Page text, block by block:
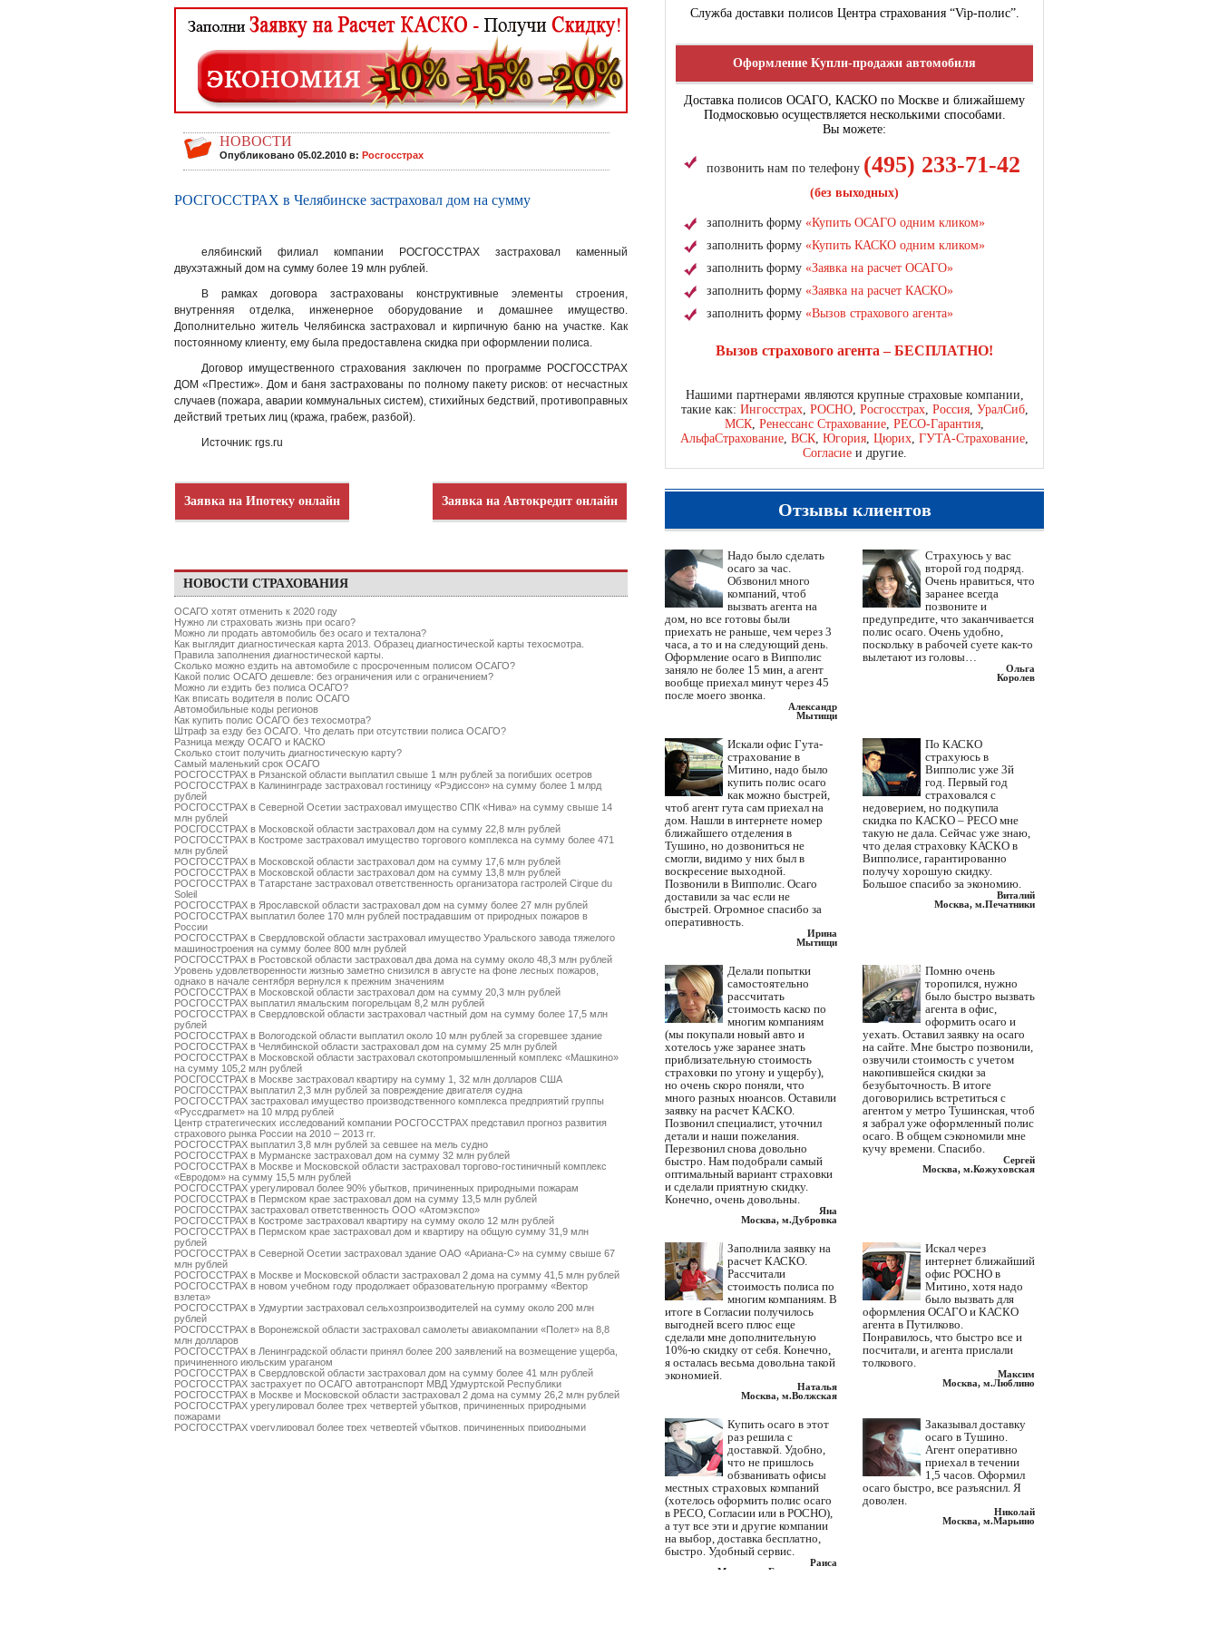
НОВОСТИ
Опубликовано 05.02.2010 в: Росгосстрах
РОСГОССТРАХ в Челябинске застраховал дом на сумму
елябинский филиал компании РОСГОССТРАХ застраховал каменный
двухэтажный дом на сумму более 19 млн рублей.
В рамках договора застрахованы конструктивные элементы строения,
внутренняя отделка, инженерное оборудование и домашнее имущество.
Дополнительно житель Челябинска застраховал и кирпичную баню на участке. Как
постоянному клиенту, ему была предоставлена скидка при оформлении полиса.
Договор имущественного страхования заключен по программе РОСГОССТРАХ
ДОМ «Престиж». Дом и баня застрахованы по полному пакету рисков: от несчастных
случаев (пожара, аварии коммунальных систем), стихийных бедствий, противоправных
действий третьих лиц (кража, грабеж, разбой).
Источник: rgs.ru
Заявка на Ипотеку онлайн Заявка на Автокредит онлайн
НОВОСТИ СТРАХОВАНИЯ
ОСАГО хотят отменить к 2020 году
Нужно ли страховать жизнь при осаго?
Можно ли продать автомобиль без осаго и техталона?
Как выглядит диагностическая карта 2013. Образец диагностической карты техосмотра.
Правила заполнения диагностической карты.
Сколько можно ездить на автомобиле с просроченным полисом ОСАГО?
Какой полис ОСАГО дешевле: без ограничения или с ограничением?
Можно ли ездить без полиса ОСАГО?
Как вписать водителя в полис ОСАГО
Автомобильные коды регионов
Как купить полис ОСАГО без техосмотра?
Штраф за езду без ОСАГО. Что делать при отсутствии полиса ОСАГО?
Разница между ОСАГО и КАСКО
Сколько стоит получить диагностическую карту?
Самый маленький срок ОСАГО
РОСГОССТРАХ в Рязанской области выплатил свыше 1 млн рублей за погибших осетров
РОСГОССТРАХ в Калининграде застраховал гостиницу «Рэдиссон» на сумму более 1 млрд
рублей
РОСГОССТРАХ в Северной Осетии застраховал имущество СПК «Нива» на сумму свыше 14
млн рублей
РОСГОССТРАХ в Московской области застраховал дом на сумму 22,8 млн рублей
РОСГОССТРАХ в Костроме застраховал имущество торгового комплекса на сумму более 471
млн рублей
РОСГОССТРАХ в Московской области застраховал дом на сумму 17,6 млн рублей
РОСГОССТРАХ в Московской области застраховал дом на сумму 13,8 млн рублей
РОСГОССТРАХ в Татарстане застраховал ответственность организатора гастролей Cirque du
Soleil
РОСГОССТРАХ в Ярославской области застраховал дом на сумму более 27 млн рублей
РОСГОССТРАХ выплатил более 170 млн рублей пострадавшим от природных пожаров в
России
РОСГОССТРАХ в Свердловской области застраховал имущество Уральского завода тяжелого
машиностроения на сумму более 800 млн рублей
РОСГОССТРАХ в Ростовской области застраховал два дома на сумму около 48,3 млн рублей
Уровень удовлетворенности жизнью заметно снизился в августе на фоне лесных пожаров,
однако в начале сентября вернулся к прежним значениям
РОСГОССТРАХ в Московской области застраховал дом на сумму 20,3 млн рублей
РОСГОССТРАХ выплатил ямальским погорельцам 8,2 млн рублей
РОСГОССТРАХ в Свердловской области застраховал частный дом на сумму более 17,5 млн
рублей
РОСГОССТРАХ в Вологодской области выплатил около 10 млн рублей за сгоревшее здание
РОСГОССТРАХ в Челябинской области застраховал дом на сумму 25 млн рублей
РОСГОССТРАХ в Московской области застраховал скотопромышленный комплекс «Машкино»
на сумму 105,2 млн рублей
РОСГОССТРАХ в Москве застраховал квартиру на сумму 1, 32 млн долларов США
РОСГОССТРАХ выплатил 2,3 млн рублей за повреждение двигателя судна
РОСГОССТРАХ застраховал имущество производственного комплекса предприятий группы
«Руссдрагмет» на 10 млрд рублей
Центр стратегических исследований компании РОСГОССТРАХ представил прогноз развития
страхового рынка России на 2010 – 2013 гг.
РОСГОССТРАХ выплатил 3,8 млн рублей за севшее на мель судно
РОСГОССТРАХ в Мурманске застраховал дом на сумму 32 млн рублей
РОСГОССТРАХ в Москве и Московской области застраховал торгово-гостиничный комплекс
«Евродом» на сумму 15,5 млн рублей
РОСГОССТРАХ урегулировал более 90% убытков, причиненных природными пожарам
РОСГОССТРАХ в Пермском крае застраховал дом на сумму 13,5 млн рублей
РОСГОССТРАХ застраховал ответственность ООО «Атомэкспо»
РОСГОССТРАХ в Костроме застраховал квартиру на сумму около 12 млн рублей
РОСГОССТРАХ в Пермском крае застраховал дом и квартиру на общую сумму 31,9 млн
рублей
РОСГОССТРАХ в Северной Осетии застраховал здание ОАО «Ариана-С» на сумму свыше 67
млн рублей
РОСГОССТРАХ в Москве и Московской области застраховал 2 дома на сумму 41,5 млн рублей
РОСГОССТРАХ в новом учебном году продолжает образовательную программу «Вектор
взлета»
РОСГОССТРАХ в Удмуртии застраховал сельхозпроизводителей на сумму около 200 млн
рублей
РОСГОССТРАХ в Воронежской области застраховал самолеты авиакомпании «Полет» на 8,8
млн долларов
РОСГОССТРАХ в Ленинградской области принял более 200 заявлений на возмещение ущерба,
причиненного июльским ураганом
РОСГОССТРАХ в Свердловской области застраховал дом на сумму более 41 млн рублей
РОСГОССТРАХ застрахует по ОСАГО автотранспорт МВД Удмуртской Республики
РОСГОССТРАХ в Москве и Московской области застраховал 2 дома на сумму 26,2 млн рублей
РОСГОССТРАХ урегулировал более трех четвертей убытков, причиненных природными
пожарами
РОСГОССТРАХ урегулировал более трех четвертей убытков, причиненных природными
Служба доставки полисов Центра страхования “Vip-полис”.
Оформление Купли-продажи автомобиля
Доставка полисов ОСАГО, КАСКО по Москве и ближайшему
Подмосковью осуществляется несколькими способами.
Вы можете:
позвонить нам по телефону (495) 233-71-42
(без выходных)
заполнить форму «Купить ОСАГО одним кликом»
заполнить форму «Купить КАСКО одним кликом»
заполнить форму «Заявка на расчет ОСАГО»
заполнить форму «Заявка на расчет КАСКО»
заполнить форму «Вызов страхового агента»
Вызов страхового агента – БЕСПЛАТНО!
Нашими партнерами являются крупные страховые компании,
такие как: Ингосстрах, РОСНО, Росгосстрах, Россия, УралСиб,
МСК, Ренессанс Страхование, РЕСО-Гарантия,
АльфаСтрахование, ВСК, Югория, Цюрих, ГУТА-Страхование,
Согласиеи другие.
Отзывы клиентов
Надо было сделать
осаго за час.
Обзвонил много
компаний, чтоб
вызвать агента на
дом, но все готовы были
приехать не раньше, чем через 3
часа, а то и на следующий день.
Оформление осаго в Випполис
заняло не более 15 мин, а агент
вообще приехал минут через 45
после моего звонка.
Александр
Мытищи
Страхуюсь у вас
второй год подряд.
Очень нравиться, что
заранее всегда
позвоните и
предупредите, что заканчивается
полис осаго. Очень удобно,
поскольку в рабочей суете как-то
вылетают из головы…
Ольга
Королев
Искали офис Гута-
страхование в
Митино, надо было
купить полис осаго
как можно быстрей,
чтоб агент гута сам приехал на
дом. Нашли в интернете номер
ближайшего отделения в
Тушино, но дозвониться не
смогли, видимо у них был в
воскресение выходной.
Позвонили в Випполис. Осаго
доставили за час если не
быстрей. Огромное спасибо за
оперативность.
Ирина
Мытищи
По КАСКО
страхуюсь в
Випполис уже 3й
год. Первый год
страховался с
недоверием, но подкупила
скидка по КАСКО – РЕСО мне
такую не дала. Сейчас уже знаю,
что делая страховку КАСКО в
Випполисе, гарантированно
получу хорошую скидку.
Большое спасибо за экономию.
Виталий
Москва, м.Печатники
Делали попытки
самостоятельно
рассчитать
стоимость каско по
многим компаниям
(мы покупали новый авто и
хотелось уже заранее знать
приблизательную стоимость
страховки по угону и ущербу),
но очень скоро поняли, что
много разных нюансов. Оставили
заявку на расчет КАСКО.
Позвонил специалист, уточнил
детали и наши пожелания.
Перезвонил снова довольно
быстро. Нам подобрали самый
оптимальный вариант страховки
и сделали приятную скидку.
Конечно, очень довольны.
Яна
Москва, м.Дубровка
Помню очень
торопился, нужно
было быстро вызвать
агента в офис,
оформить осаго и
уехать. Оставил заявку на осаго
на сайте. Мне быстро позвонили,
озвучили стоимость с учетом
накопившейся скидки за
безубыточность. В итоге
договорились встретиться с
агентом у метро Тушинская, чтоб
я забрал уже оформленный полис
осаго. В общем сэкономили мне
кучу времени. Спасибо.
Сергей
Москва, м.Кожуховская
Заполнила заявку на
расчет КАСКО.
Рассчитали
стоимость полиса по
многим компаниям. В
итоге в Согласии получилось
выгодней всего плюс еще
сделали мне дополнительную
10%-ю скидку от себя. Конечно,
я осталась весьма довольна такой
экономией.
Наталья
Москва, м.Волжская
Искал через
интернет ближайший
офис РОСНО в
Митино, хотя надо
было вызвать для
оформления ОСАГО и КАСКО
агента в Путилково.
Понравилось, что быстро все и
посчитали, и агента прислали
толкового.
Максим
Москва, м.Люблино
Купить осаго в этот
раз решила с
доставкой. Удобно,
что не пришлось
обзванивать офисы
местных страховых компаний
(хотелось оформить полис осаго
в РЕСО, Согласии или в РОСНО),
а тут все эти и другие компании
на выбор, доставка бесплатно,
быстро. Удобный сервис.
Раиса
Москва, м.Братиславская
Заказывал доставку
осаго в Тушино.
Агент оперативно
приехал в течении
1,5 часов. Оформил
осаго быстро, все разъяснил. Я
доволен.
Николай
Москва, м.Марьино